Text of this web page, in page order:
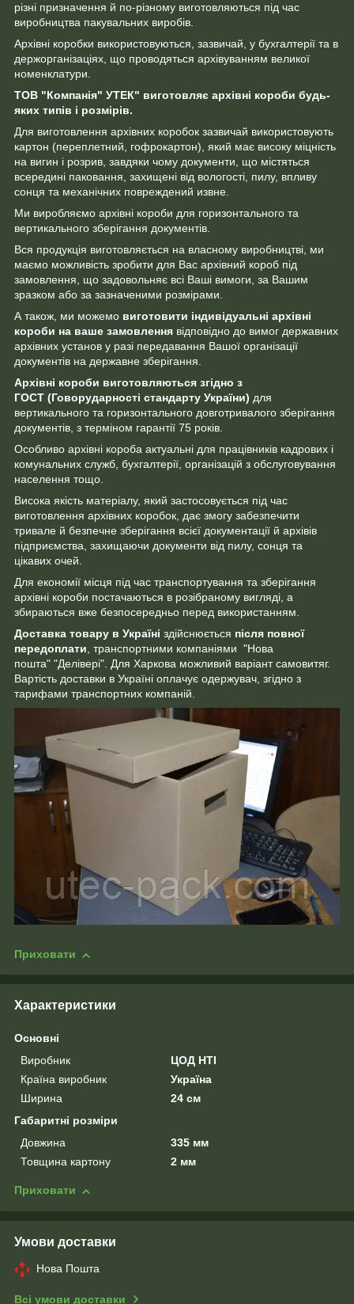
різні призначення й по-різному виготовляються під час
виробництва пакувальних виробів.
Архівні коробки використовуються, зазвичай, у бухгалтерії та в
держорганізаціях, що проводяться архівуванням великої
номенклатури.
ТОВ "Компанія" УТЕК" виготовляє архівні короби будь-
яких типів і розмірів.
Для виготовлення архівних коробок зазвичай використовують
картон (переплетний, гофрокартон), який має високу міцність
на вигин і розрив, завдяки чому документи, що містяться
всередині паковання, захищені від вологості, пилу, впливу
сонця та механічних повреждений извне.
Ми виробляємо архівні короби для горизонтального та
вертикального зберігання документів.
Вся продукція виготовляється на власному виробництві, ми
маємо можливість зробити для Вас архівний короб під
замовлення, що задовольняє всі Ваші вимоги, за Вашим
зразком або за зазначеними розмірами.
А також, ми можемо виготовити індивідуальні архівні
короби на ваше замовлення відповідно до вимог державних
архівних установ у разі передавання Вашої організації
документів на державне зберігання.
Архівні короби виготовляються згідно з
ГОСТ (Говорударності стандарту України) для
вертикального та горизонтального довготривалого зберігання
документів, з терміном гарантії 75 років.
Особливо архівні короба актуальні для працівників кадрових і
комунальних служб, бухгалтерії, організацій з обслуговування
населення тощо.
Висока якість матеріалу, який застосовується під час
виготовлення архівних коробок, дає змогу забезпечити
тривале й безпечне зберігання всієї документації й архівів
підприємства, захищаючи документи від пилу, сонця та
цікавих очей.
Для економії місця під час транспортування та зберігання
архівні короби постачаються в розібраному вигляді, а
збираються вже безпосередньо перед використанням.
Доставка товару в Україні здійснюється після повної
передоплати , транспортними компаніями "Нова
пошта" "Делівері". Для Харкова можливий варіант самовитяг.
Вартість доставки в Україні оплачує одержувач, згідно з
тарифами транспортних компаній.
Приховати
Характеристики
Основні
Виробник
ЦОД НТІ
Країна виробник
Україна
Ширина
24 см
Габаритні розміри
Довжина
335 мм
Товщина картону
2 мм
Приховати
Умови доставки
Нова Пошта
Всі умови доставки